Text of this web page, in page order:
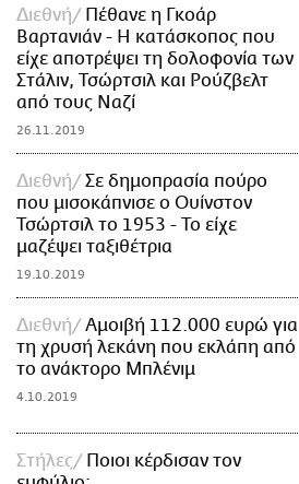
Διεθνή
Πέθανε η Γκοάρ
Βαρτανιάν - Η κατάσκοπος που
είχε αποτρέψει τη δολοφονία των
Στάλιν, Τσώρτσιλ και Ρούζβελτ
από τους Ναζί
26.11.2019
Διεθνή
Σε δημοπρασία πούρο
που μισοκάπνισε ο Ουίνστον
Τσώρτσιλ το 1953 - Το είχε
μαζέψει ταξιθέτρια
19.10.2019
Διεθνή
Αμοιβή 112.000 ευρώ για
τη χρυσή λεκάνη που εκλάπη από
το ανάκτορο Μπλένιμ
4.10.2019
Στήλες
Ποιοι κέρδισαν τον